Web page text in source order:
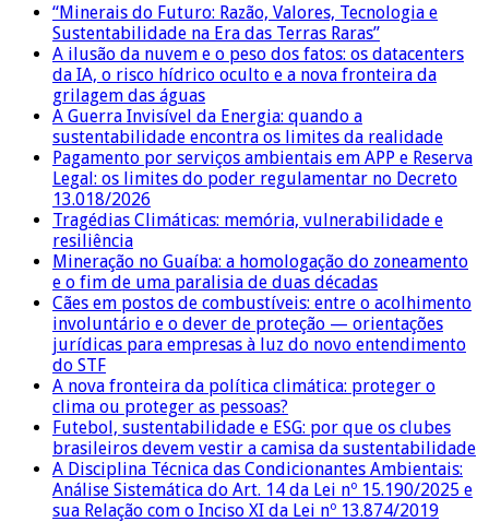
“Minerais do Futuro: Razão, Valores, Tecnologia e
Sustentabilidade na Era das Terras Raras”
A ilusão da nuvem e o peso dos fatos: os datacenters
da IA, o risco hídrico oculto e a nova fronteira da
grilagem das águas
A Guerra Invisível da Energia: quando a
sustentabilidade encontra os limites da realidade
Pagamento por serviços ambientais em APP e Reserva
Legal: os limites do poder regulamentar no Decreto
13.018/2026
Tragédias Climáticas: memória, vulnerabilidade e
resiliência
Mineração no Guaíba: a homologação do zoneamento
e o fim de uma paralisia de duas décadas
Cães em postos de combustíveis: entre o acolhimento
involuntário e o dever de proteção — orientações
jurídicas para empresas à luz do novo entendimento
do STF
A nova fronteira da política climática: proteger o
clima ou proteger as pessoas?
Futebol, sustentabilidade e ESG: por que os clubes
brasileiros devem vestir a camisa da sustentabilidade
A Disciplina Técnica das Condicionantes Ambientais:
Análise Sistemática do Art. 14 da Lei nº 15.190/2025 e
sua Relação com o Inciso XI da Lei nº 13.874/2019